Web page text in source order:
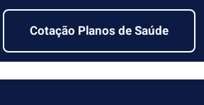
Cotação Planos de Saúde